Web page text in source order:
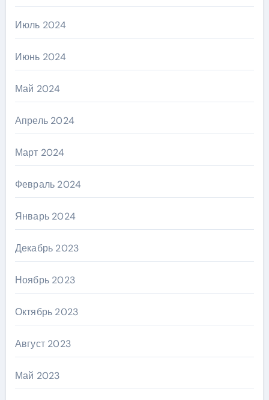
Июль 2024
Июнь 2024
Май 2024
Апрель 2024
Март 2024
Февраль 2024
Январь 2024
Декабрь 2023
Ноябрь 2023
Октябрь 2023
Август 2023
Май 2023